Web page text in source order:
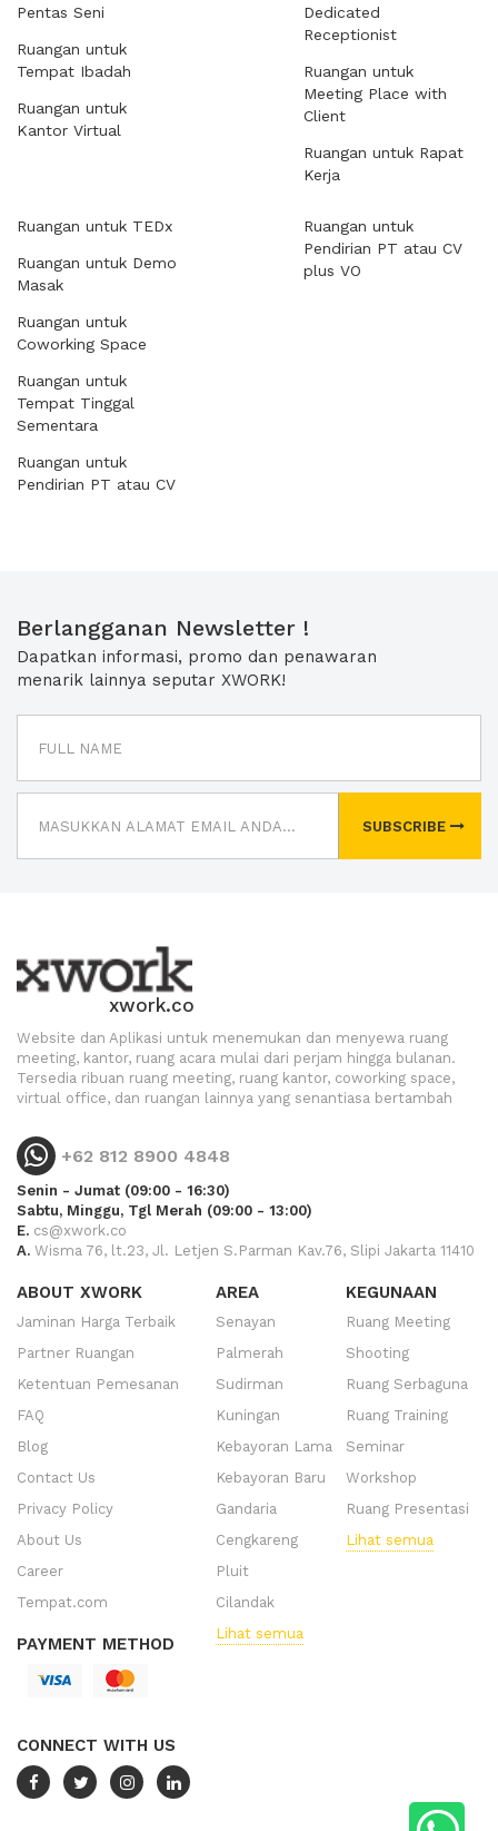
Pentas Seni
Ruangan untuk
Tempat Ibadah
Ruangan untuk
Kantor Virtual
Dedicated
Receptionist
Ruangan untuk
Meeting Place with
Client
Ruangan untuk Rapat
Kerja
Ruangan untuk TEDx
Ruangan untuk Demo
Masak
Ruangan untuk
Coworking Space
Ruangan untuk
Tempat Tinggal
Sementara
Ruangan untuk
Pendirian PT atau CV
Ruangan untuk
Pendirian PT atau CV
plus VO
Berlangganan Newsletter !
Dapatkan informasi, promo dan penawaran
menarik lainnya seputar XWORK!
SUBSCRIBE
xwork.co
Website dan Aplikasi untuk menemukan dan menyewa ruang
meeting, kantor, ruang acara mulai dari perjam hingga bulanan.
Tersedia ribuan ruang meeting, ruang kantor, coworking space,
virtual office, dan ruangan lainnya yang senantiasa bertambah
+62 812 8900 4848
Senin - Jumat (09:00 - 16:30)
Sabtu, Minggu, Tgl Merah (09:00 - 13:00)
E. cs@xwork.co
A. Wisma 76, lt.23, Jl. Letjen S.Parman Kav.76, Slipi Jakarta 11410
ABOUT XWORK
Jaminan Harga Terbaik
Partner Ruangan
Ketentuan Pemesanan
FAQ
Blog
Contact Us
Privacy Policy
About Us
Career
Tempat.com
PAYMENT METHOD
CONNECT WITH US
AREA
Senayan
Palmerah
Sudirman
Kuningan
Kebayoran Lama
Kebayoran Baru
Gandaria
Cengkareng
Pluit
Cilandak
Lihat semua
KEGUNAAN
Ruang Meeting
Shooting
Ruang Serbaguna
Ruang Training
Seminar
Workshop
Ruang Presentasi
Lihat semua